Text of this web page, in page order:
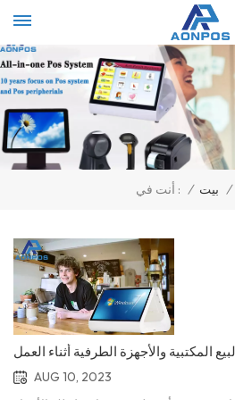
أنت في : / بيت /
المكتبية والأجهزة الطرفية أثناء العمل
AUG 10, 2023